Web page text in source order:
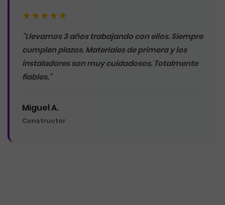
★★★★★
"Llevamos 3 años trabajando con ellos. Siempre
cumplen plazos. Materiales de primera y los
instaladores son muy cuidadosos. Totalmente
fiables."
Miguel A.
Constructor